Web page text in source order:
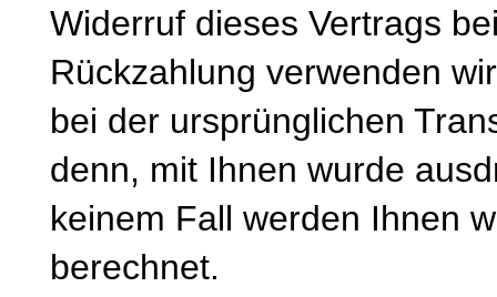
Widerruf dieses Vertrags
Rückzahlung verwenden
bei der ursprünglichen
denn, mit Ihnen wurde
keinem Fall werden Ihnen
berechnet.